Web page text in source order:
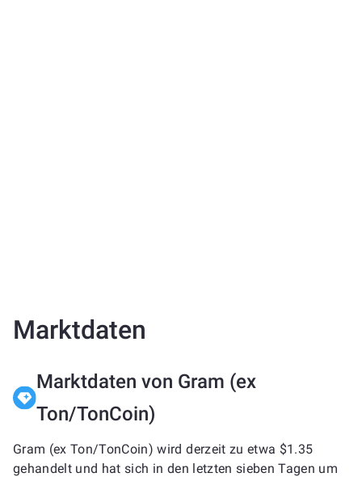
Marktdaten
Marktdaten von Gram (ex
Ton/TonCoin)
Gram (ex Ton/TonCoin) wird derzeit zu etwa $1.35
gehandelt und hat sich in den letzten sieben Tagen um